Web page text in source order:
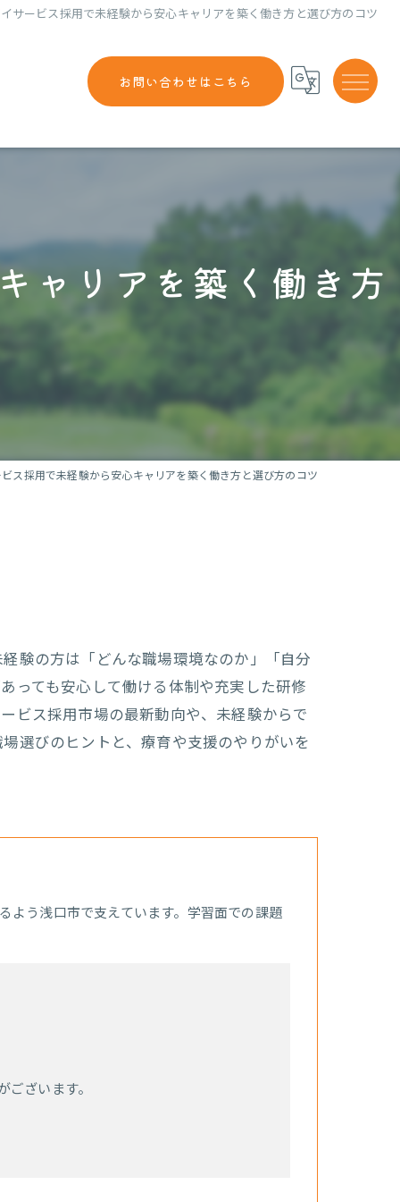
サービス採用で未経験から安心キャリアを築く働き方と選び方のコツ
お問い合わせはこちら
ャリアを築く働き方
ス採用で未経験から安心キャリアを築く働き方と選び方のコツ
験の方は「どんな職場環境なのか」「自分
っても安心して働ける体制や充実した研修
ビス採用市場の最新動向や、未経験からで
選びのヒントと、療育や支援のやりがいを
よう浅口市で支えています。学習面での課題
ざいます。